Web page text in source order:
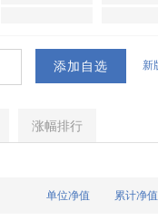
新
涨幅排行
单位净值 累计净值